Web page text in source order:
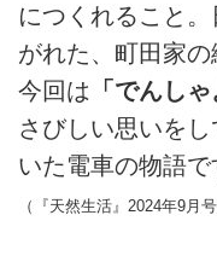
につくれること
がれた、町田家の
今回は 「でんし
さびしい思いを
いた電車の物語で
（『天然生活』2024年9月号